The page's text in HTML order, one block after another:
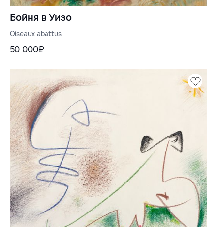
Бойня в Уизо
Oiseaux abattus
50 000₽